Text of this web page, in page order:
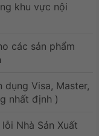
khu vực nội
các sản phẩm
Visa, Master,
nhất định )
Nhà Sản Xuất